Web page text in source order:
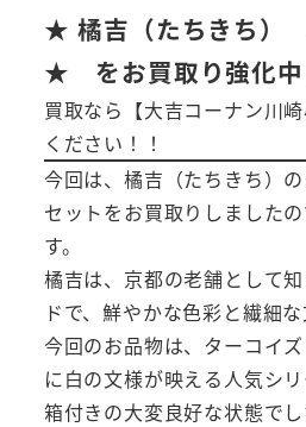
★ 橘吉（たちきち）
★ をお買取り強化中
買取なら【大吉コーナン川
ください！！
今回は、橘吉（たちきち）
セットをお買取りしました
す。
橘吉は、京都の老舗として
ドで、鮮やかな色彩と繊細な
今回のお品物は、ターコイ
に白の文様が映える人気シ
箱付きの大変良好な状態でし